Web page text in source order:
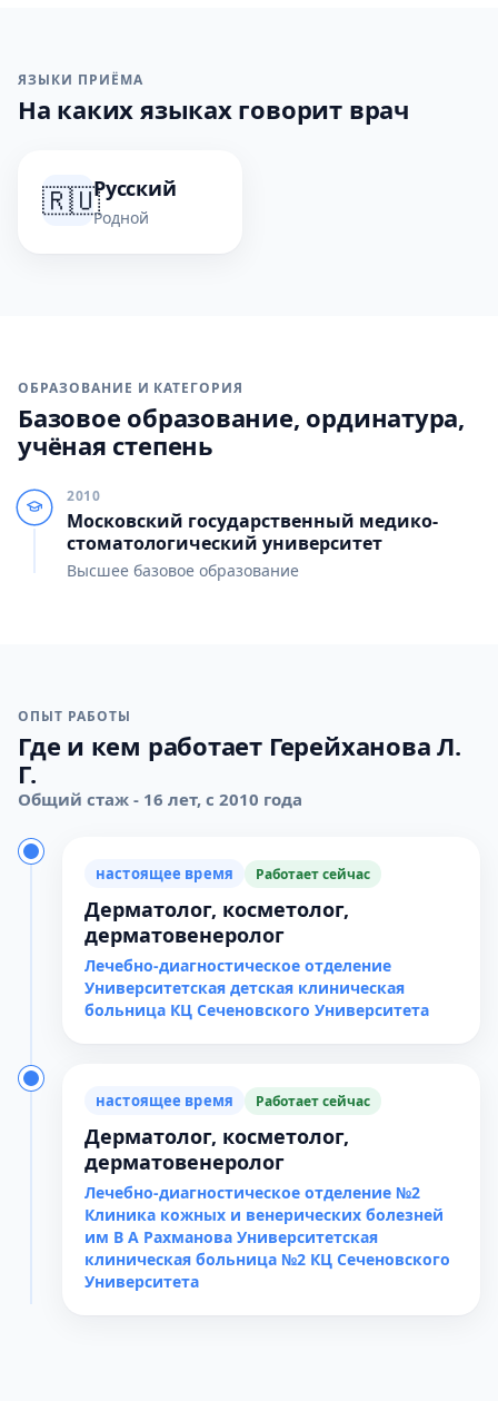
ЯЗЫКИ ПРИЁМА
На каких языках говорит врач
🇷🇺Русский
Родной
ОБРАЗОВАНИЕ И КАТЕГОРИЯ
Базовое образование, ординатура,
учёная степень
2010
Московский государственный медико-
стоматологический университет
Высшее базовое образование
ОПЫТ РАБОТЫ
Где и кем работает Герейханова Л.
Г.
Общий стаж - 16 лет, с 2010 года
настоящее время Работает сейчас
Дерматолог, косметолог,
дерматовенеролог
Лечебно-диагностическое отделение
Университетская детская клиническая
больница КЦ Сеченовского Университета
настоящее время Работает сейчас
Дерматолог, косметолог,
дерматовенеролог
Лечебно-диагностическое отделение №2
Клиника кожных и венерических болезней
им В А Рахманова Университетская
клиническая больница №2 КЦ Сеченовского
Университета